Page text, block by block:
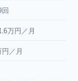
万円／月
／月